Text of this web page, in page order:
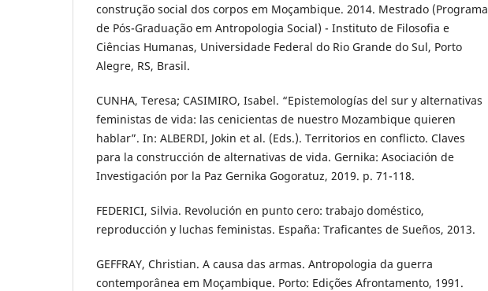
construção social dos corpos em Moçambique. 2014. Mestrado (Programa
de Pós-Graduação em Antropologia Social) - Instituto de Filosofia e
Ciências Humanas, Universidade Federal do Rio Grande do Sul, Porto
Alegre, RS, Brasil.
CUNHA, Teresa; CASIMIRO, Isabel. “Epistemologías del sur y alternativas
feministas de vida: las cenicientas de nuestro Mozambique quieren
hablar”. In: ALBERDI, Jokin et al. (Eds.). Territorios en conflicto. Claves
para la construcción de alternativas de vida. Gernika: Asociación de
Investigación por la Paz Gernika Gogoratuz, 2019. p. 71-118.
FEDERICI, Silvia. Revolución en punto cero: trabajo doméstico,
reproducción y luchas feministas. España: Traficantes de Sueños, 2013.
GEFFRAY, Christian. A causa das armas. Antropologia da guerra
contemporânea em Moçambique. Porto: Edições Afrontamento, 1991.